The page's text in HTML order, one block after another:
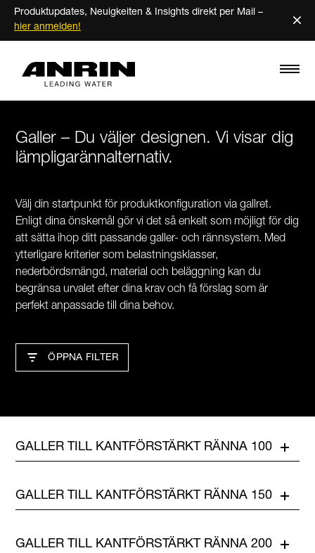
Produktupdates, Neuigkeiten & Insights direkt per Mail –
hier anmelden!
×
Galler – Du väljer designen. Vi visar dig
lämpligarännalternativ.
Välj din startpunkt för produktkonfiguration via gallret.
Enligt dina önskemål gör vi det så enkelt som möjligt för dig
att sätta ihop ditt passande galler- och rännsystem. Med
ytterligare kriterier som belastningsklasser,
nederbördsmängd, material och beläggning kan du
begränsa urvalet efter dina krav och få förslag som är
perfekt anpassade till dina behov.
ÖPPNA FILTER
GALLER TILL KANTFÖRSTÄRKT RÄNNA 100
GALLER TILL KANTFÖRSTÄRKT RÄNNA 150
GALLER TILL KANTFÖRSTÄRKT RÄNNA 200